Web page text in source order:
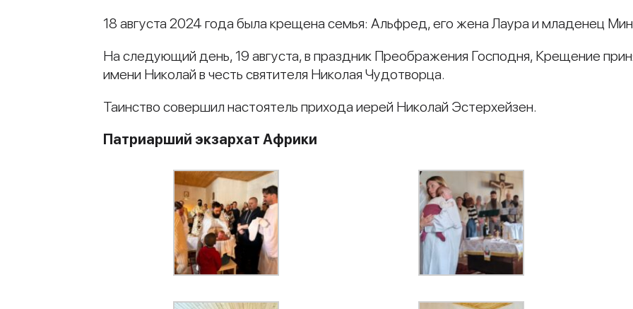
18 августа 2024 года была крещена семья: Альфред, его жена Лаура и младенец
На следующий день, 19 августа, в праздник Преображения Господня, Крещение
имени Николай в честь святителя Николая Чудотворца.
Таинство совершил настоятель прихода иерей Николай Эстерхейзен.
Патриарший экзархат Африки